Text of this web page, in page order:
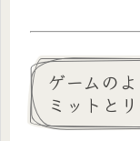
ゲームの
ミットと